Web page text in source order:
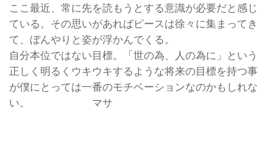
ここ最近、常に先を読もうとする意識が必要だと感じ
ている。その思いがあればピースは徐々に集まってき
て、ぼんやりと姿が浮かんでくる。
自分本位ではない目標。「世の為、人の為に」という
正しく明るくウキウキするような将来の目標を持つ事
が僕にとっては一番のモチベーションなのかもしれな
い。 マサ